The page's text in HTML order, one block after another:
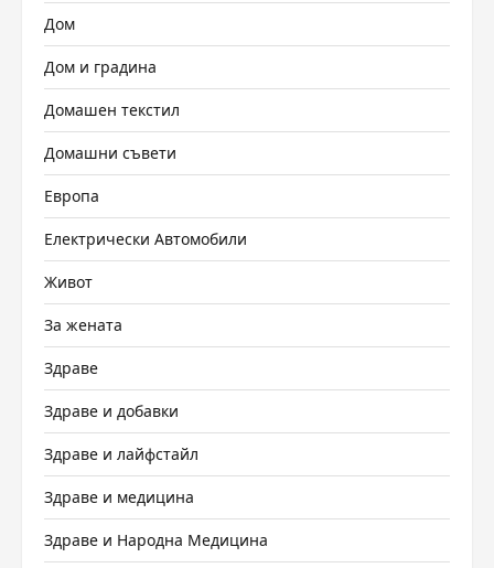
Дом
Дом и градина
Домашен текстил
Домашни съвети
Европа
Електрически Автомобили
Живот
За жената
Здраве
Здраве и добавки
Здраве и лайфстайл
Здраве и медицина
Здраве и Народна Медицина